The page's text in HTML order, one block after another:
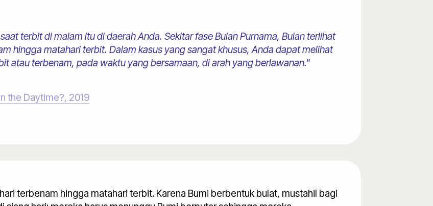
terbit di malam itu di daerah Anda. Sekitar fase Bulan Purnama, Bulan terlihat
hingga matahari terbit. Dalam kasus yang sangat khusus, Anda dapat melihat
atau terbenam, pada waktu yang bersamaan, di arah yang berlawanan."
the Daytime?, 2019
terbenam hingga matahari terbit. Karena Bumi berbentuk bulat, mustahil bagi